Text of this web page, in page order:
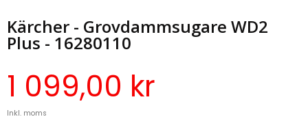
Kärcher - Grovdammsugare WD2
Plus - 16280110
1 099,00 kr
Inkl. moms